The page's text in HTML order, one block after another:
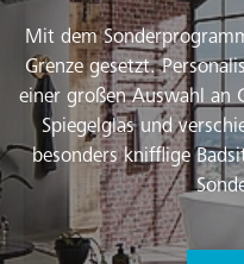
Mit dem
Grenze gesetzt.
einer großen Auswahl an
Spiegelglas und
besonders knifflige